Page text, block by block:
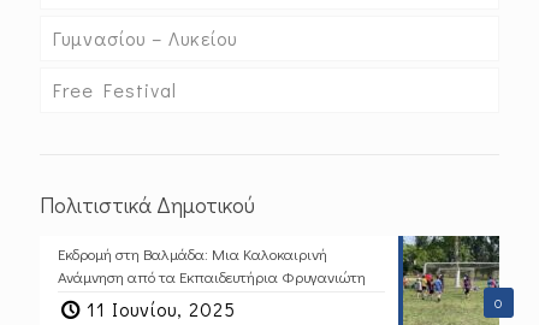
Γυμνασίου – Λυκείου
Free Festival
Πολιτιστικά Δημοτικού
0
Εκδρομή στη Βαλμάδα: Μια Καλοκαιρινή
Ανάμνηση από τα Εκπαιδευτήρια Φρυγανιώτη
11 Ιουνίου, 2025